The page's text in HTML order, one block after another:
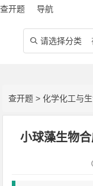
查开题 导航
 请选择分类
查开题 >化学化工与
小球藻生物